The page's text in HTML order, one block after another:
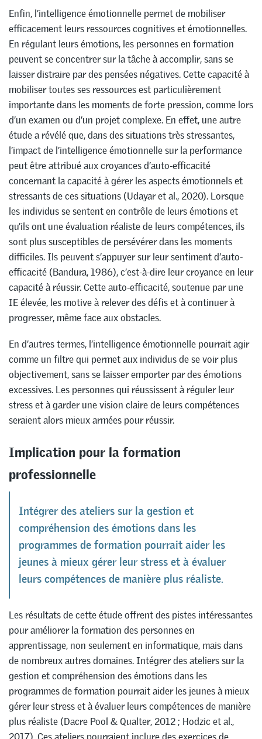
Enfin, l’intelligence émotionnelle permet de mobiliser
efficacement leurs ressources cognitives et émotionnelles.
En régulant leurs émotions, les personnes en formation
peuvent se concentrer sur la tâche à accomplir, sans se
laisser distraire par des pensées négatives. Cette capacité à
mobiliser toutes ses ressources est particulièrement
importante dans les moments de forte pression, comme lors
d’un examen ou d’un projet complexe. En effet, une autre
étude a révélé que, dans des situations très stressantes,
l’impact de l’intelligence émotionnelle sur la performance
peut être attribué aux croyances d’auto-efficacité
concernant la capacité à gérer les aspects émotionnels et
stressants de ces situations (Udayar et al., 2020). Lorsque
les individus se sentent en contrôle de leurs émotions et
qu’ils ont une évaluation réaliste de leurs compétences, ils
sont plus susceptibles de persévérer dans les moments
difficiles. Ils peuvent s’appuyer sur leur sentiment d’auto-
efficacité (Bandura, 1986), c’est-à-dire leur croyance en leur
capacité à réussir. Cette auto-efficacité, soutenue par une
IE élevée, les motive à relever des défis et à continuer à
progresser, même face aux obstacles.
En d’autres termes, l’intelligence émotionnelle pourrait agir
comme un filtre qui permet aux individus de se voir plus
objectivement, sans se laisser emporter par des émotions
excessives. Les personnes qui réussissent à réguler leur
stress et à garder une vision claire de leurs compétences
seraient alors mieux armées pour réussir.
Implication pour la formation
professionnelle
Intégrer des ateliers sur la gestion et
compréhension des émotions dans les
programmes de formation pourrait aider les
jeunes à mieux gérer leur stress et à évaluer
leurs compétences de manière plus réaliste.
Les résultats de cette étude offrent des pistes intéressantes
pour améliorer la formation des personnes en
apprentissage, non seulement en informatique, mais dans
de nombreux autres domaines. Intégrer des ateliers sur la
gestion et compréhension des émotions dans les
programmes de formation pourrait aider les jeunes à mieux
gérer leur stress et à évaluer leurs compétences de manière
plus réaliste (Dacre Pool & Qualter, 2012 ; Hodzic et al.,